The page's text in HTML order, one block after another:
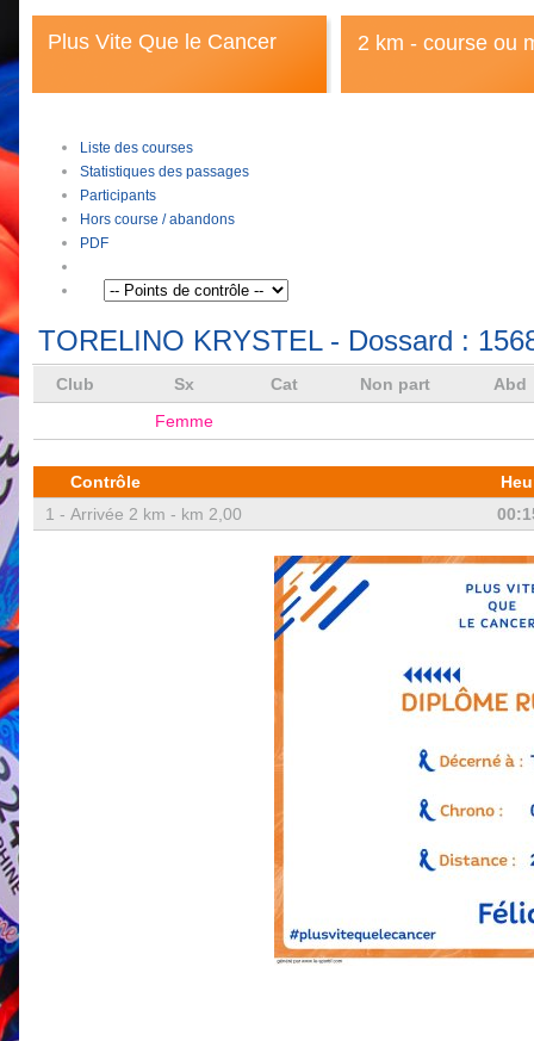
Plus Vite Que le Cancer 2 km - course ou
Liste des courses
Statistiques des passages
Participants
Hors course / abandons
PDF
TORELINO KRYSTEL- Dossard :
Club Sx Cat Non part
Abd
Femme
Contrôle
1 - Arrivée 2 km - km 2,00